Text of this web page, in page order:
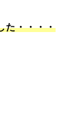
た・・・・